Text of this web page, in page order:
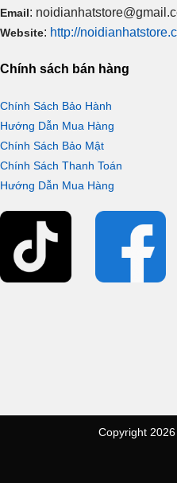
Email:
Website: http://
Chính sách bán hàng
Chính Sách Bảo Hành
Hướng Dẫn Mua Hàng
Chính Sách Bảo Mật
Chính Sách Thanh Toán
Hướng Dẫn Mua Hàng
Copyright